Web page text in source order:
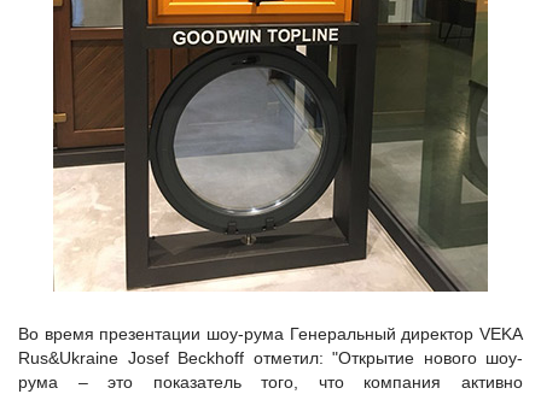
Во время презентации шоу-рума Генеральный директор VEKA
Rus&Ukraine Josef Beckhoff отметил: "Открытие нового шоу-
рума – это показатель того, что компания активно